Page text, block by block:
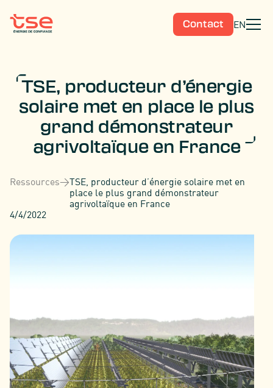
Contact EN
TSE, producteur d’énergie
solaire met en place le plus
grand démonstrateur
agrivoltaïque en France
Ressources>TSE, producteur d’énergie solaire met en
place le plus grand démonstrateur
agrivoltaïque en France
4/4/2022